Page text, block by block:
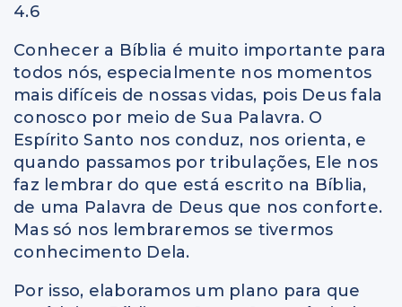
4.6
Conhecer a Bíblia é muito importante para
todos nós, especialmente nos momentos
mais difíceis de nossas vidas, pois Deus fala
conosco por meio de Sua Palavra. O
Espírito Santo nos conduz, nos orienta, e
quando passamos por tribulações, Ele nos
faz lembrar do que está escrito na Bíblia,
de uma Palavra de Deus que nos conforte.
Mas só nos lembraremos se tivermos
conhecimento Dela.
Por isso, elaboramos um plano para que